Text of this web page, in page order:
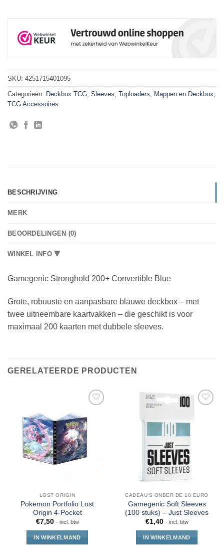
SKU: 4251715401095
Categorieën: Deckbox TCG, Sleeves, Toploaders, Mappen en Deckbox,
TCG Accessoires
BESCHRIJVING
MERK
BEOORDELINGEN (0)
WINKEL INFO 🔻
Gamegenic Stronghold 200+ Convertible Blue
Grote, robuuste en aanpasbare blauwe deckbox – met
twee uitneembare kaartvakken – die geschikt is voor
maximaal 200 kaarten met dubbele sleeves.
GERELATEERDE PRODUCTEN
LOST ORIGIN
Pokemon Portfolio Lost
Origin 4-Pocket
€7,50 - incl. btw
IN WINKELMAND
CADEAU'S ONDER DE 10 EURO
Gamegenic Soft Sleeves
(100 stuks) – Just Sleeves
€1,40 - incl. btw
IN WINKELMAND